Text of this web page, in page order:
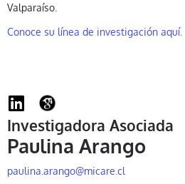
Valparaíso.
Conoce su línea de investigación aquí.
Investigadora Asociada
Paulina Arango
paulina.arango@micare.cl